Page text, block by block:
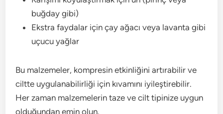
buğday gibi)
Ekstra faydalar için çay ağacı veya lavanta gibi
uçucu yağlar
Bu malzemeler, kompresin etkinliğini artırabilir ve
ciltte uygulanabilirliği için kıvamını iyileştirebilir.
Her zaman malzemelerin taze ve cilt tipinize uygun
olduğundan emin olun.